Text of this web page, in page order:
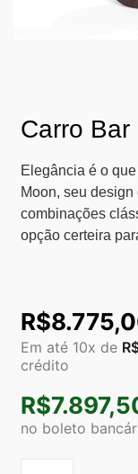
Carro Bar
Elegância é o
Moon, seu
combinações
opção certeira
R$
Em até 10x de
crédito
R$
no boleto